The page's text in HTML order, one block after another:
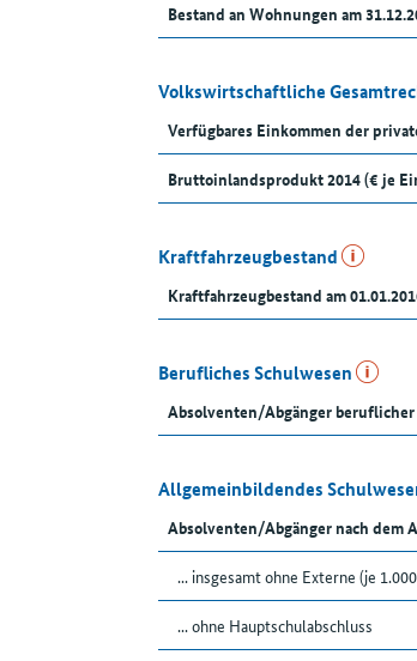
Bestand an Wohnungen am
Volkswirtschaftliche
Verfügbares Einkommen der
Bruttoinlandsprodukt 2014 (€ je
Kraftfahrzeugbestand
Kraftfahrzeugbestand am
Berufliches Schulwesen
Absolventen/Abgänger
Allgemeinbildendes
Absolventen/Abgänger nach dem
... insgesamt ohne Externe (je
... ohne Hauptschulabschluss